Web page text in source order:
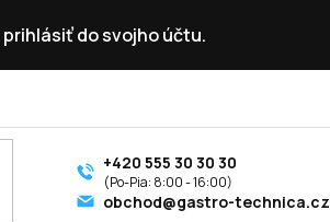
do svojho účtu.
+420 555 30 30 30
obchod@gastro-technica.cz